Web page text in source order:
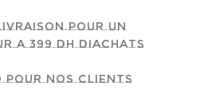
pour un
a 399 dh d'achats
pour nos clients